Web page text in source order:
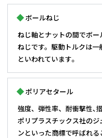
ボールねじ
ねじ軸とナットの間でボ
ねじです。駆動トルクは
といわれています｡
ポリアセタール
強度、弾性率、耐衝撃性､
ポリプラスチックス社の
ンといった商標で呼ばれ